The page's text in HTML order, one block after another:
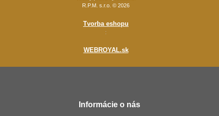
R.P.M. s.r.o. © 2026
Tvorba eshopu
:
WEBROYAL.sk
Informácie o nás